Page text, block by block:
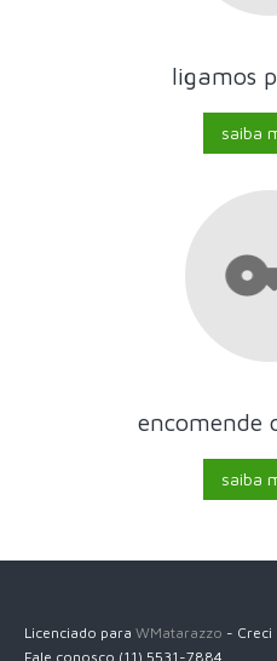
ligamos
saiba
encomende
saiba
Licenciado para WMatarazzo - Creci
Fale conosco (11) 5531-7884